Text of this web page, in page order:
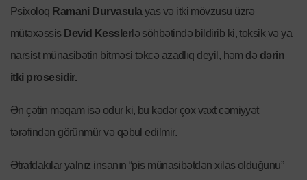
Psixoloq Ramani Durvasulayas və itki mövzusu üzrə
mütəxəssis Devid Kesslerlə söhbətində bildirib ki, toksik və ya
narsist münasibətin bitməsi təkcə azadlıq deyil, həm də dərin
itki prosesidir.
Ən çətin məqam isə odur ki, bu kədər çox vaxt cəmiyyət
tərəfindən görünmür və qəbul edilmir.
Ətrafdakılar yalnız insanın “pis münasibətdən xilas olduğunu”